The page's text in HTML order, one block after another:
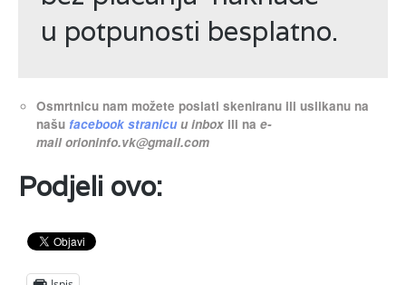
u potpunosti besplatno.
Osmrtnicu nam možete poslati skeniranu ili uslikanu na
našufacebook stranicuu inbox ili nae-
mailorioninfo.vk@gmail.com
Podjeli ovo: